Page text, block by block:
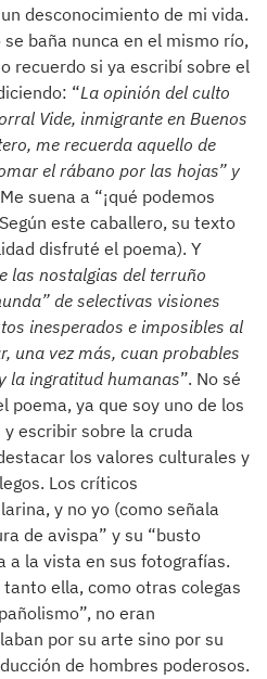
desconocimiento de mi vida.
baña nunca en el mismo río,
recuerdo si ya escribí sobre el
“La opinión del culto
Vide, inmigrante en Buenos
me recuerda aquello de
el rábano por las hojas” y
suena a “¡qué podemos
este caballero, su texto
disfruté el poema). Y
las nostalgias del terruño
de selectivas visiones
inesperados e imposibles al
una vez más, cuan probables
la ingratitud humanas”. No sé
poema, ya que soy uno de los
escribir sobre la cruda
los valores culturales y
Los críticos
y no yo (como señala
de avispa” y su “busto
a la vista en sus fotografías.
ella, como otras colegas
no eran
por su arte sino por su
de hombres poderosos.